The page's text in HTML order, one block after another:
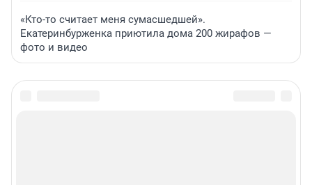
«Кто-то считает меня сумасшедшей».
Екатеринбурженка приютила дома 200 жирафов —
фото и видео